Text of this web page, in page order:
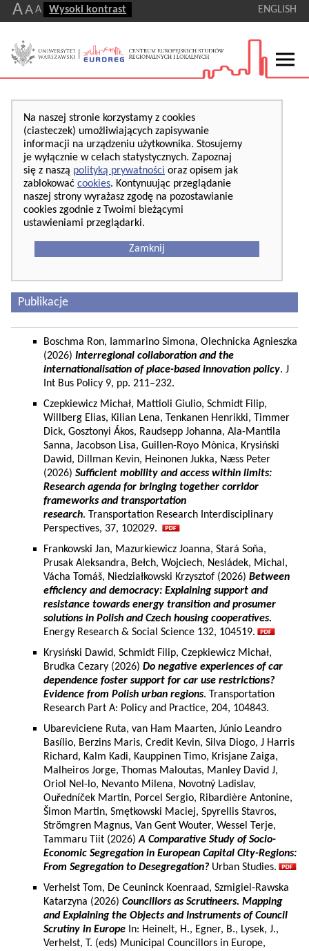
AA A Wysoki kontrast ENGLISH
Na naszej stronie korzystamy z cookies
(ciasteczek) umożliwiających zapisywanie
informacji na urządzeniu użytkownika. Stosujemy
je wyłącznie w celach statystycznych. Zapoznaj
się z naszą polityką prywatności oraz opisem jak
zablokować cookies. Kontynuując przeglądanie
naszej strony wyrażasz zgodę na pozostawianie
cookies zgodnie z Twoimi bieżącymi
ustawieniami przeglądarki.
Zamknij
Publikacje
Boschma Ron, Iammarino Simona, Olechnicka Agnieszka
(2026) Interregional collaboration and the
internationalisation of place-based innovation policy. J
Int Bus Policy 9, pp. 211–232.
Czepkiewicz Michał, Mattioli Giulio, Schmidt Filip,
Willberg Elias, Kilian Lena, Tenkanen Henrikki, Timmer
Dick, Gosztonyi Ákos, Raudsepp Johanna, Ala-Mantila
Sanna, Jacobson Lisa, Guillen-Royo Mònica, Krysiński
Dawid, Dillman Kevin, Heinonen Jukka, Næss Peter
(2026) Sufficient mobility and access within limits:
Research agenda for bringing together corridor
frameworks and transportation
research. Transportation Research Interdisciplinary
Perspectives, 37, 102029.
Frankowski Jan, Mazurkiewicz Joanna, Stará Soňa,
Prusak Aleksandra, Bełch, Wojciech, Nesládek, Michal,
Vácha Tomáš, Niedziałkowski Krzysztof (2026) Between
efficiency and democracy: Explaining support and
resistance towards energy transition and prosumer
solutions in Polish and Czech housing cooperatives.
Energy Research & Social Science 132, 104519.
Krysiński Dawid, Schmidt Filip, Czepkiewicz Michał,
Brudka Cezary (2026) Do negative experiences of car
dependence foster support for car use restrictions?
Evidence from Polish urban regions. Transportation
Research Part A: Policy and Practice, 204, 104843.
Ubareviciene Ruta, van Ham Maarten, Júnio Leandro
Basílio, Berzins Maris, Credit Kevin, Silva Diogo, J Harris
Richard, Kalm Kadi, Kauppinen Timo, Krisjane Zaiga,
Malheiros Jorge, Thomas Maloutas, Manley David J,
Oriol Nel-lo, Nevanto Milena, Novotný Ladislav,
Ouředníček Martin, Porcel Sergio, Ribardière Antonine,
Šimon Martin, Smętkowski Maciej, Spyrellis Stavros,
Strömgren Magnus, Van Gent Wouter, Wessel Terje,
Tammaru Tiit (2026)A Comparative Study of Socio-
Economic Segregation in European Capital City-Regions:
From Segregation to Desegregation? Urban Studies.
Verhelst Tom, De Ceuninck Koenraad, Szmigiel-Rawska
Katarzyna (2026) Councillors as Scrutineers. Mapping
and Explaining the Objects and Instruments of Council
Scrutiny in Europe In: Heinelt, H., Egner, B., Lysek, J.,
Verhelst, T. (eds) Municipal Councillors in Europe,